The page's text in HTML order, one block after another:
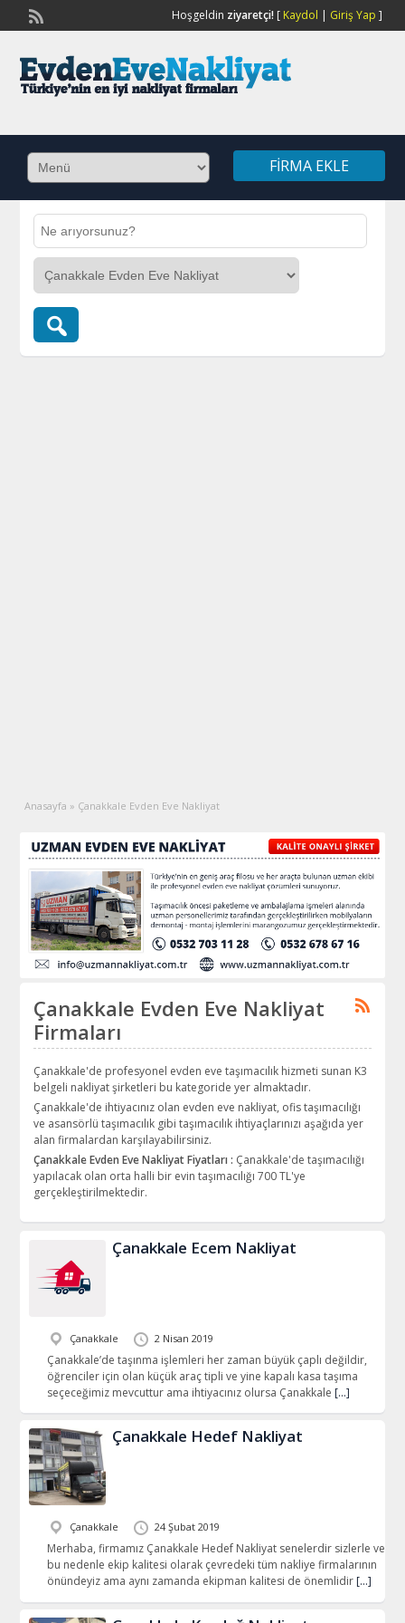
Hoşgeldin ziyaretçi![ Kaydol | Giriş Yap ]
FIRMA EKLE
Anasayfa » Çanakkale Evden Eve Nakliyat
Çanakkale Evden Eve Nakliyat
Firmaları
Çanakkale'de profesyonel evden eve taşımacılık hizmeti sunan K3
belgeli nakliyat şirketleri bu kategoride yer almaktadır.
Çanakkale'de ihtiyacınız olan evden eve nakliyat, ofis taşımacılığı
ve asansörlü taşımacılık gibi taşımacılık ihtiyaçlarınızı aşağıda yer
alan firmalardan karşılayabilirsiniz.
Çanakkale Evden Eve Nakliyat Fiyatları : Çanakkale'de taşımacılığı
yapılacak olan orta halli bir evin taşımacılığı 700 TL'ye
gerçekleştirilmektedir.
Çanakkale Ecem Nakliyat
Çanakkale 2 Nisan 2019
Çanakkale’de taşınma işlemleri her zaman büyük çaplı değildir,
öğrenciler için olan küçük araç tipli ve yine kapalı kasa taşıma
seçeceğimiz mevcuttur ama ihtiyacınız olursa Çanakkale […]
Çanakkale Hedef Nakliyat
Çanakkale 24 Şubat 2019
Merhaba, firmamız Çanakkale Hedef Nakliyat senelerdir sizlerle ve
bu nedenle ekip kalitesi olarak çevredeki tüm nakliye firmalarının
önündeyiz ama aynı zamanda ekipman kalitesi de önemlidir […]